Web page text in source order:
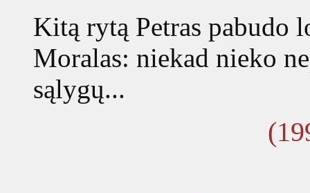
Kitą rytą Petras pabudo
Moralas: niekad nieko
sąlygų...